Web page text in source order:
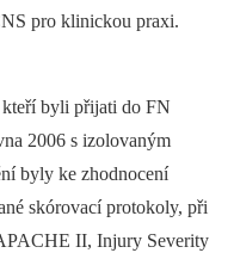
pro klinickou praxi.
kteří byli přijati do FN
2006 s izolovaným
byly ke zhodnocení
skórovací protokoly, při
II, Injury Severity